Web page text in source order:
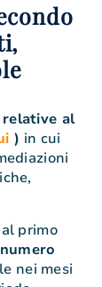
relative al
) in cui
primo
nei mesi